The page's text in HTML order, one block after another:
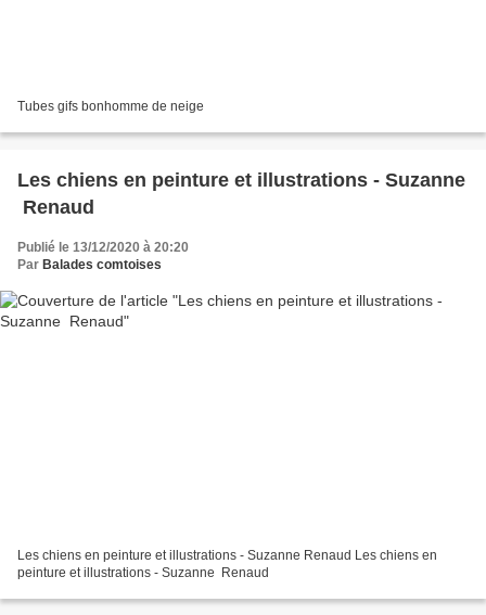
Tubes gifs bonhomme de neige
Les chiens en peinture et illustrations - Suzanne
Renaud
Publié le 13/12/2020 à 20:20
Par Balades comtoises
Les chiens en peinture et illustrations - Suzanne Renaud Les chiens en
peinture et illustrations - Suzanne Renaud